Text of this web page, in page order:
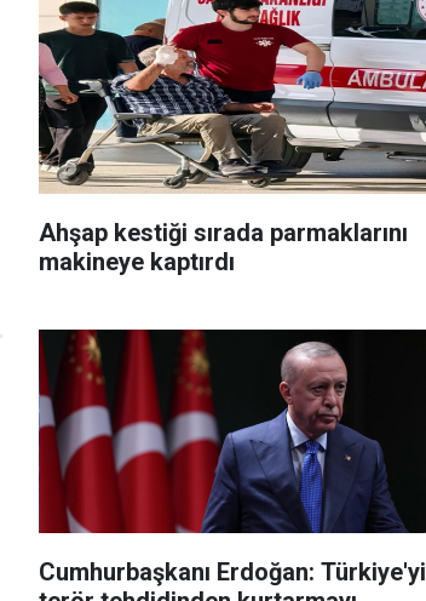
Ahşap kestiği sırada parmaklarını
makineye kaptırdı
Cumhurbaşkanı Erdoğan: Türkiye'yi